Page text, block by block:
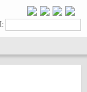
de